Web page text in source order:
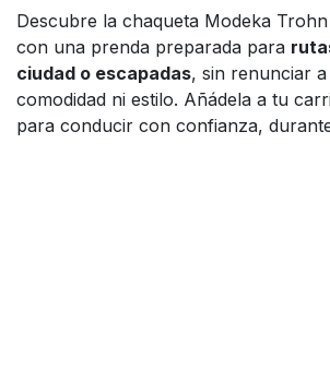
Descubre la chaqueta Modeka
con una prenda preparada para
ciudad o escapadas, sin renunciar
comodidad ni estilo. Añádela a tu
para conducir con confianza,